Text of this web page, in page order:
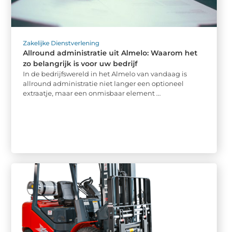
Zakelijke Dienstverlening
Allround administratie uit Almelo: Waarom het
zo belangrijk is voor uw bedrijf
In de bedrijfswereld in het Almelo van vandaag is
allround administratie niet langer een optioneel
extraatje, maar een onmisbaar element ...